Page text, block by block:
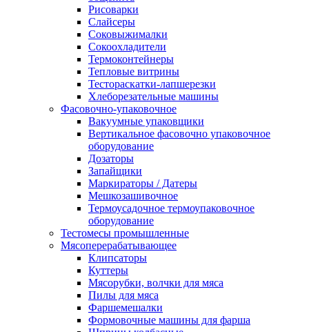
Рисоварки
Слайсеры
Соковыжималки
Сокоохладители
Термоконтейнеры
Тепловые витрины
Тестораскатки-лапшерезки
Хлеборезательные машины
Фасовочно-упаковочное
Вакуумные упаковщики
Вертикальное фасовочно упаковочное
оборудование
Дозаторы
Запайщики
Маркираторы / Датеры
Мешкозашивочное
Термоусадочное термоупаковочное
оборудование
Тестомесы промышленные
Мясоперерабатывающее
Клипсаторы
Куттеры
Мясорубки, волчки для мяса
Пилы для мяса
Фаршемешалки
Формовочные машины для фарша